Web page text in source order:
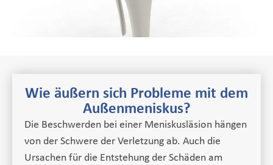
Wie äußern sich Probleme mit dem
Außenmeniskus?
Die Beschwerden bei einer Meniskusläsion hängen
von der Schwere der Verletzung ab. Auch die
Ursachen für die Entstehung der Schäden am